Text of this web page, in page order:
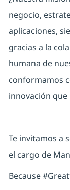
negocio,
aplicaciones,
gracias a la
humana de
conformamos
innovación
Te invitamos a
el cargo de
Because